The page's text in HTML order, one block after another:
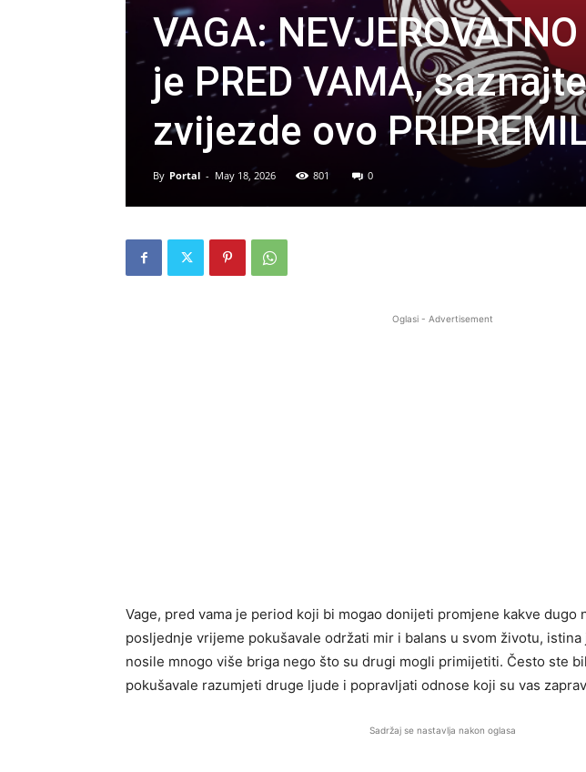
VAGA:
je PRED VAMA,
zvijezde ovo
By Portal - May 18, 2026 801 0
Oglasi - Advertisement
Vage, pred vama je period koji bi mogao donijeti promjene kakve dugo
posljednje vrijeme pokušavale održati mir i balans u svom životu,
nosile mnogo više briga nego što su drugi mogli primijetiti. Često ste
pokušavale razumjeti druge ljude i popravljati odnose koji su vas
Sadržaj se nastavlja nakon oglasa